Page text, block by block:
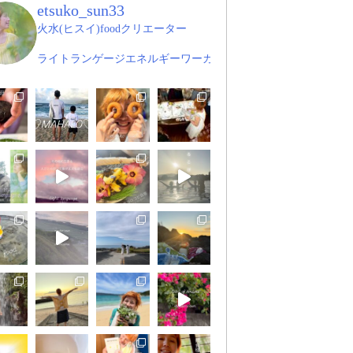
etsuko_sun33
火水(ヒスイ)foodクリエーター
ライトランゲージエネルギーワーカー